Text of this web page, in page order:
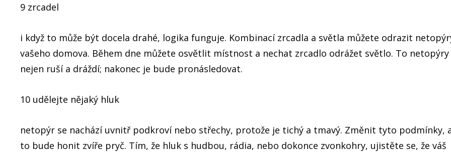
9 zrcadel
i když to může být docela drahé, logika funguje. Kombinací zrcadla a světla můžete odrazit
vašeho domova. Během dne můžete osvětlit místnost a nechat zrcadlo odrážet světlo. To netopýry
nejen ruší a dráždí; nakonec je bude pronásledovat.
10 udělejte nějaký hluk
netopýr se nachází uvnitř podkroví nebo střechy, protože je tichý a tmavý. Změnit tyto podmínky,
to bude honit zvíře pryč. Tím, že hluk s hudbou, rádia, nebo dokonce zvonkohry, ujistěte se, že váš